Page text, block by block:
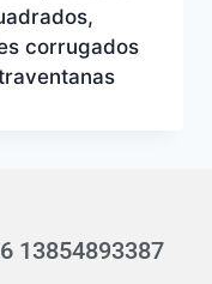
corrugados
13854893387